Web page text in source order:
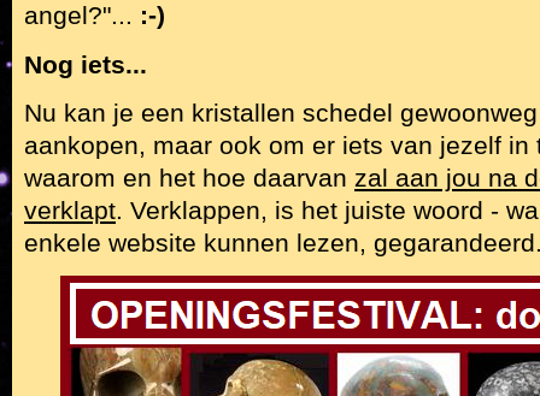
angel?"... :-)
Nog iets...
Nu kan je een kristallen schedel
aankopen, maar ook om er iets van jezelf in
waarom en het hoe daarvan zal aan jou na
verklapt. Verklappen, is het juiste woord -
enkele website kunnen lezen,